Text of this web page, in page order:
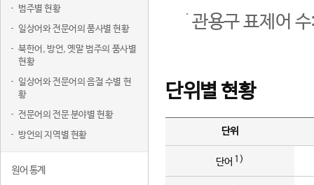
범주별 현황
일상어와 전문어의 품사별 현황
북한어, 방언, 옛말 범주의 품사별
현황
일상어와 전문어의 음절 수별 현
황
전문어의 전문 분야별 현황
방언의 지역별 현황
원어 통계
관용구 표제어
단위별 현황
단위
단어 1)